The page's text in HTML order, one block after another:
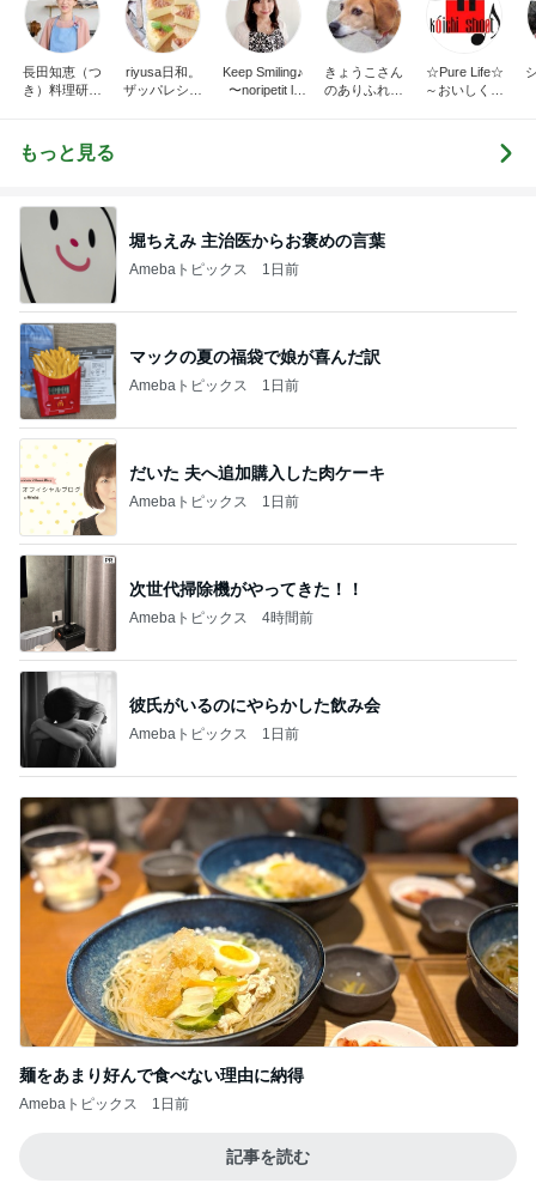
長田知恵（つ
き）料理研究
キッチンアイ
テム」
riyusa日和。
ザッパレシピ
Keep Smiling♪
〜noripetit lif
きょうこさん
のありふれた
☆Pure Life☆
～おいしく、
もっと見る
堀ちえみ 主治医からお褒めの言葉
Amebaトピックス 1日前
マックの夏の福袋で娘が喜んだ訳
Amebaトピックス 1日前
だいた 夫へ追加購入した肉ケーキ
Amebaトピックス 1日前
次世代掃除機がやってきた！！
Amebaトピックス 4時間前
彼氏がいるのにやらかした飲み会
Amebaトピックス 1日前
麺をあまり好んで食べない理由に納得
Amebaトピックス 1日前
記事を読む